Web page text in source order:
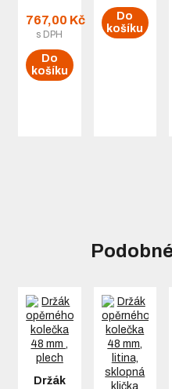
767,00 Kč
s DPH
Do
košíku
Do
košíku
Držák